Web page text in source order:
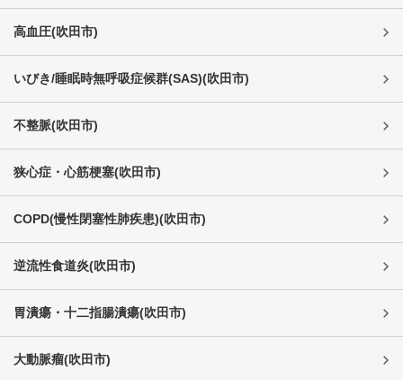
高血圧(吹田市)
いびき/睡眠時無呼吸症候群(SAS)(吹田市)
不整脈(吹田市)
狭心症・心筋梗塞(吹田市)
COPD(慢性閉塞性肺疾患)(吹田市)
逆流性食道炎(吹田市)
胃潰瘍・十二指腸潰瘍(吹田市)
大動脈瘤(吹田市)